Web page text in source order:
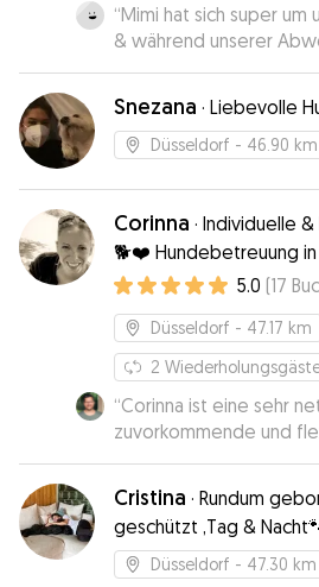
“Mimi hat sich super um
& während unserer
Updates gegeben.
Snezana · Liebevolle
Düsseldorf - 46.90 km
Corinna · Individuelle
🐕❤️ Hundebetreuung in
5.0 (17
Düsseldorf - 47.17 km
2
“Corinna ist eine sehr
zuvorkommende und
Kontakt mit ihr war
verlässlich. Fauna hat
wohlgefühlt. Corinna
Spaziergängen und zu
dem Laufenden
Cristina · Rundum
geschützt ,Tag &
Düsseldorf - 47.30 km